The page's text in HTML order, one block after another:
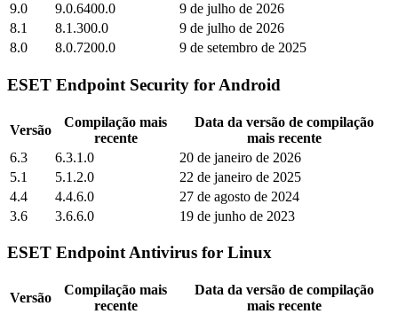
9.0
9.0.6400.0
9 de julho de 2026
8.1
8.1.300.0
9 de julho de 2026
8.0
8.0.7200.0 9 de setembro de 2025
ESET Endpoint Security for Android
Versão
Compilação mais
recente
Data da versão de compilação
mais recente
6.3
6.3.1.0
20 de janeiro de 2026
5.1
5.1.2.0
22 de janeiro de 2025
4.4
4.4.6.0
27 de agosto de 2024
3.6
3.6.6.0 19 de junho de 2023
ESET Endpoint Antivirus for Linux
Versão
Compilação mais
recente
Data da versão de compilação
mais recente